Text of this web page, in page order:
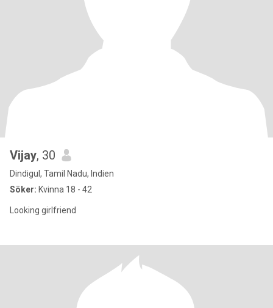
Vijay, 30
Dindigul, Tamil Nadu, Indien
Söker: Kvinna 18 - 42
Looking girlfriend